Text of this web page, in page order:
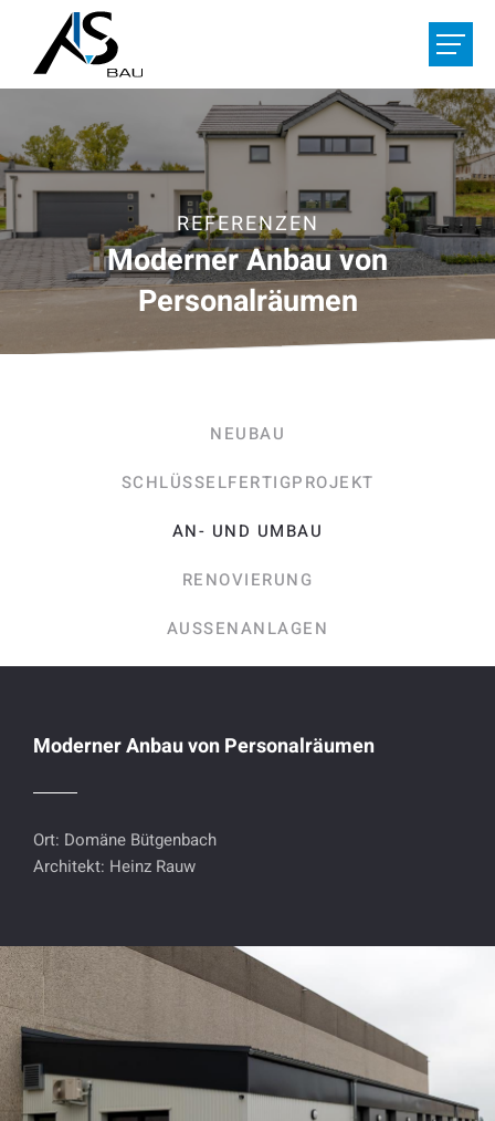
De / Fr / Nl
REFERENZEN
ÜBER UNS
JOBS
IHR PROJEKT
REFERENZEN
Moderner Anbau von
Personalräumen
NEUBAU
SCHLÜSSELFERTIGPROJEKT
AN- UND UMBAU
RENOVIERUNG
AUSSENANLAGEN
Moderner Anbau von Personalräumen
Ort: Domäne Bütgenbach
Architekt: Heinz Rauw